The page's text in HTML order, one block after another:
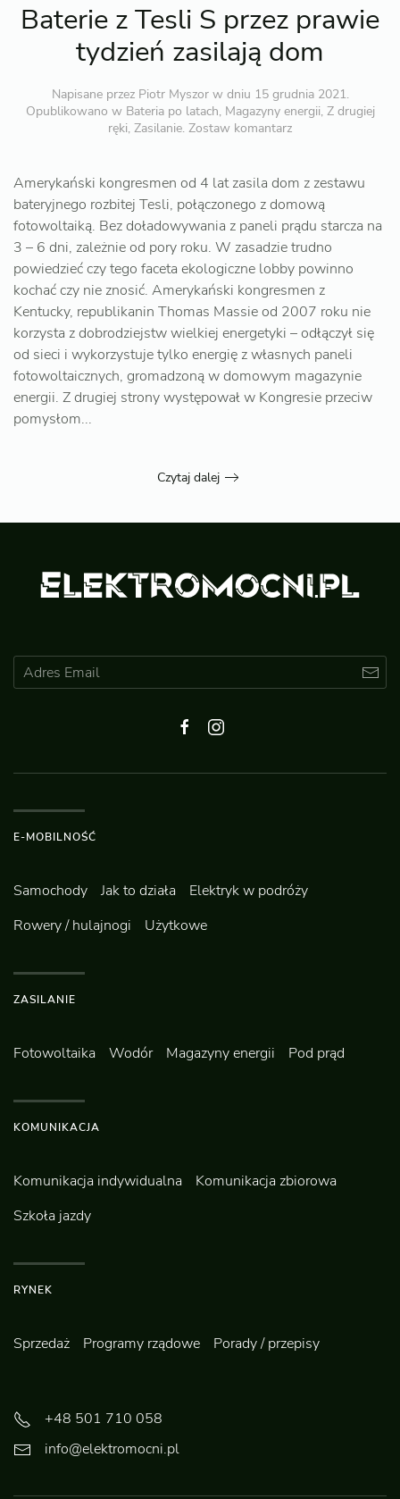
Baterie z Tesli S przez prawie
tydzień zasilają dom
Napisane przez Piotr Myszorw dniu 15 grudnia 2021.
Opublikowano w Bateria po latach, Magazyny energii, Z drugiej
ręki, Zasilanie. Zostaw komantarz
Amerykański kongresmen od 4 lat zasila dom z zestawu
bateryjnego rozbitej Tesli, połączonego z domową
fotowoltaiką. Bez doładowywania z paneli prądu starcza na
3 – 6 dni, zależnie od pory roku. W zasadzie trudno
powiedzieć czy tego faceta ekologiczne lobby powinno
kochać czy nie znosić. Amerykański kongresmen z
Kentucky, republikanin Thomas Massie od 2007 roku nie
korzysta z dobrodziejstw wielkiej energetyki – odłączył się
od sieci i wykorzystuje tylko energię z własnych paneli
fotowoltaicznych, gromadzoną w domowym magazynie
energii. Z drugiej strony występował w Kongresie przeciw
pomysłom...
Czytaj dalej
E-MOBILNOŚĆ
Samochody Jak to działa
Elektryk w podróży
Rowery / hulajnogi
Użytkowe
ZASILANIE
Fotowoltaika Wodór Magazyny energii Pod prąd
KOMUNIKACJA
Komunikacja indywidualna
Komunikacja zbiorowa
Szkoła jazdy
RYNEK
Sprzedaż Programy rządowe Porady / przepisy
+48 501 710 058
info@elektromocni.pl